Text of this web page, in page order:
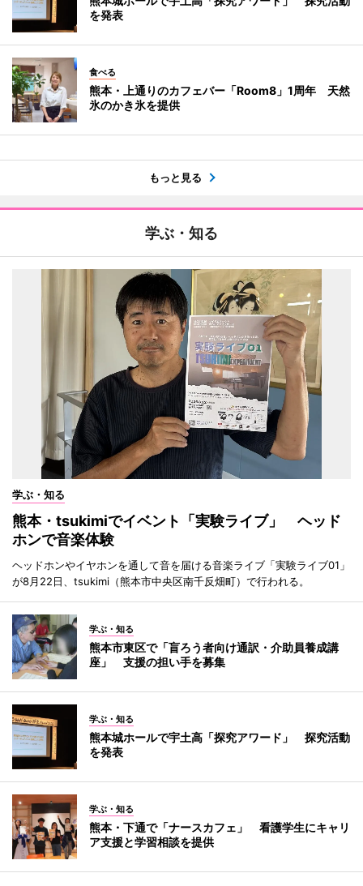
を発表
食べる
熊本・上通りのカフェバー「Room8」1周年 天然
氷のかき氷を提供
もっと見る
学ぶ・知る
学ぶ・知る
熊本・tsukimiでイベント「実験ライブ」 ヘッド
ホンで音楽体験
ヘッドホンやイヤホンを通して音を届ける音楽ライブ「実験ライブ01」
が8月22日、tsukimi（熊本市中央区南千反畑町）で行われる。
学ぶ・知る
熊本市東区で「盲ろう者向け通訳・介助員養成講
座」 支援の担い手を募集
学ぶ・知る
熊本城ホールで宇土高「探究アワード」 探究活動
を発表
学ぶ・知る
熊本・下通で「ナースカフェ」 看護学生にキャリ
ア支援と学習相談を提供